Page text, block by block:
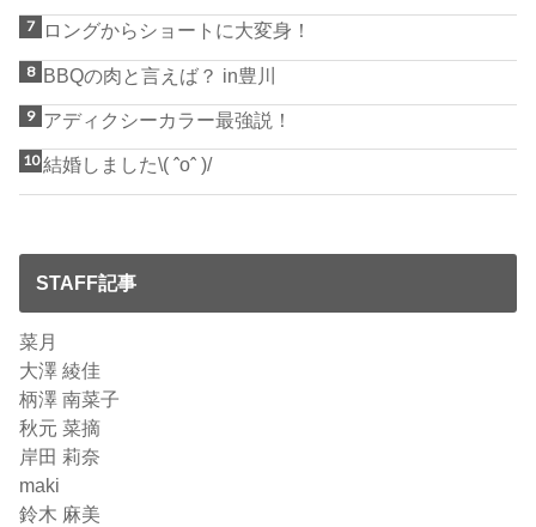
ロングからショートに大変身！
BBQの肉と言えば？ in豊川
アディクシーカラー最強説！
結婚しました\( ˆoˆ )/
STAFF記事
菜月
大澤 綾佳
柄澤 南菜子
秋元 菜摘
岸田 莉奈
maki
鈴木 麻美